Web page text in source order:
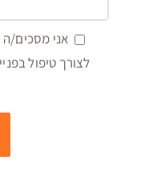
אני מסכים/ה
לצורך טיפול